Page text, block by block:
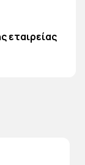
εταιρείας